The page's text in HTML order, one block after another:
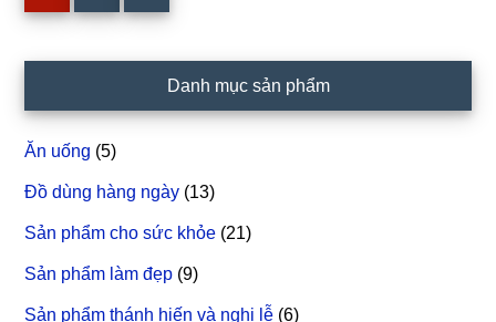
chính
Danh mục sản phẩm
Ăn uống (5)
Đồ dùng hàng ngày (13)
Sản phẩm cho sức khỏe (21)
Sản phẩm làm đẹp (9)
Sản phẩm thánh hiến và nghi lễ (6)